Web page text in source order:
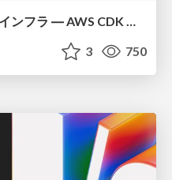
ソフトウェア設計に溶けるインフラ ― AWS CDK のインフラ認識論
3 750